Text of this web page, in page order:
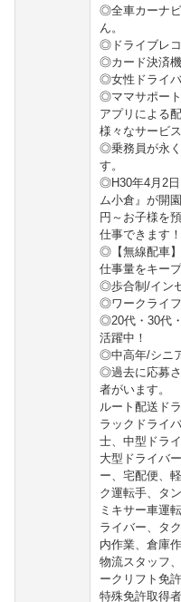
◎全車カーナ
ん。
◎ドライブレ
◎カード決済
◎女性ドライバ
◎ママサポー
アプリによる
様々なサービ
◎乗務員が永
す。
◎H30年4月2日
ム小倉』が開
円～お子様を
仕事できます！
◎【無線配車
仕事量をキープ
◎歩合制/イン
◎ワークライ
◎20代・30代
活躍中！
◎中高年/シニ
◎過去に応募
者がいます。
ルート配送ド
ラックドライ
士、中型ドラ
大型ドライバ
ー、宅配便、
ク運転手、タ
ミキサー車運
ライバー、タ
内作業、倉庫作
物流スタッフ
ークリフト免
特殊免許取得者